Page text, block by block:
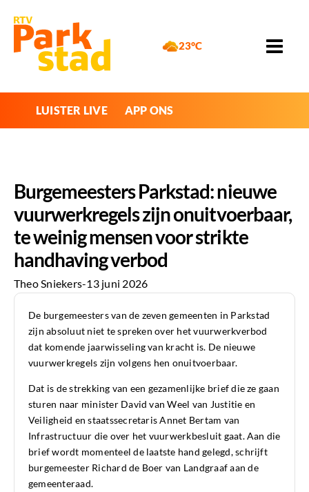
23°C
LUISTER LIVE APP ONS
Burgemeesters Parkstad: nieuwe
vuurwerkregels zijn onuitvoerbaar,
te weinig mensen voor strikte
handhaving verbod
Theo Sniekers-13 juni 2026
De burgemeesters van de zeven gemeenten in Parkstad
zijn absoluut niet te spreken over het vuurwerkverbod
dat komende jaarwisseling van kracht is. De nieuwe
vuurwerkregels zijn volgens hen onuitvoerbaar.
Dat is de strekking van een gezamenlijke brief die ze gaan
sturen naar minister David van Weel van Justitie en
Veiligheid en staatssecretaris Annet Bertam van
Infrastructuur die over het vuurwerkbesluit gaat. Aan die
brief wordt momenteel de laatste hand gelegd, schrijft
burgemeester Richard de Boer van Landgraaf aan de
gemeenteraad.